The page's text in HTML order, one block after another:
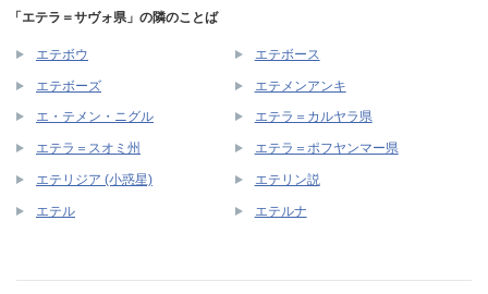
「エテラ＝サヴォ県」の隣のことば
エテボウ エテボース
エテボーズ エテメンアンキ
エ・テメン・ニグル エテラ＝カルヤラ県
エテラ＝スオミ州 エテラ＝ポフヤンマー県
エテリジア (小惑星) エテリン説
エテル エテルナ